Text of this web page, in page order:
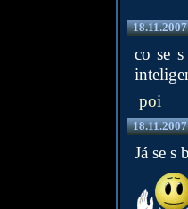
co se
poi
Já se s